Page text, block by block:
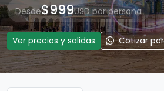
Desde$999USD por persona
Ver precios y salidas Cotizar